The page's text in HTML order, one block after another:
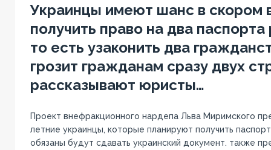
Украинцы имеют шанс в скором
получить право на два паспорта
то есть узаконить два
грозит гражданам сразу двух
рассказывают юристы…
Проект внефракционного нардепа Льва Миримского
летние украинцы, которые планируют получить
обязаны будут сдавать украинский документ. также